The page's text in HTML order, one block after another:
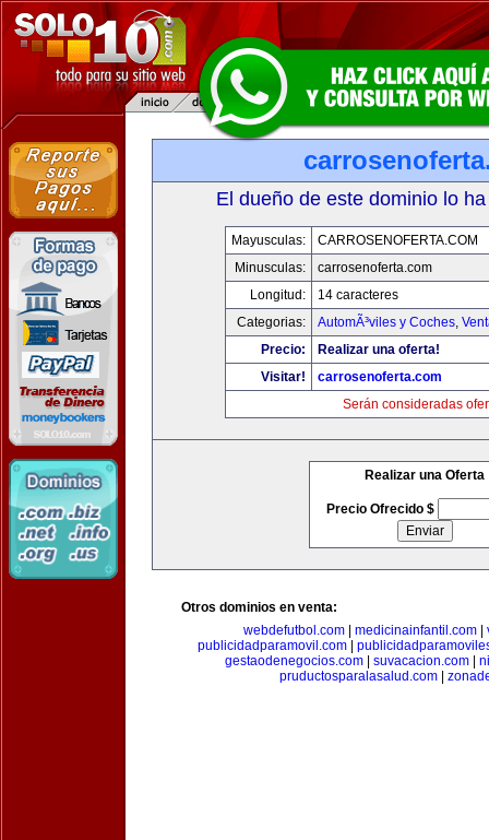
El dueño de este dominio lo
Mayusculas:
CARROSENOFERTA.COM
Minusculas:
carrosenoferta.com
Longitud:
14 caracteres
Categorias:
AutomÃ³viles y Coches,
Precio:
Realizar una oferta!
Visitar!
carrosenoferta.com
Serán consideradas
Realizar una Oferta
Precio Ofrecido $
Otros dominios en venta:
webdefutbol.com
medicinainfantil.com
publicidadparamovil.com
gestaodenegocios.com| suvacacion.com|
pruductosparalasalud.com|